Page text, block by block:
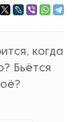
когда
Бьётся